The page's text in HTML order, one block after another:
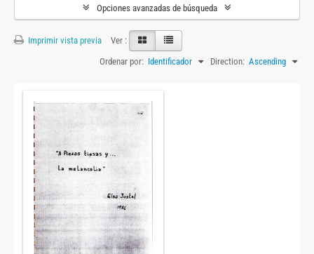
Opciones avanzadas de búsqueda
Imprimir vista previa
Ver :
Ordenar por: Identificador Direction: Ascending